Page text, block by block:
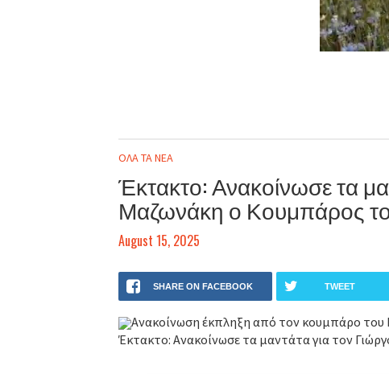
ΟΛΑ ΤΑ ΝΕΑ
Έκτακτο: Ανακοίνωσε τα
Μαζωνάκη ο Κουμπάρος
August 15, 2025
SHARE ON FACEBOOK TWEET
Ανακοίνωση έκπληξη από τον κουμπάρο του
Έκτακτο: Ανακοίνωσε τα μαντάτα για τον